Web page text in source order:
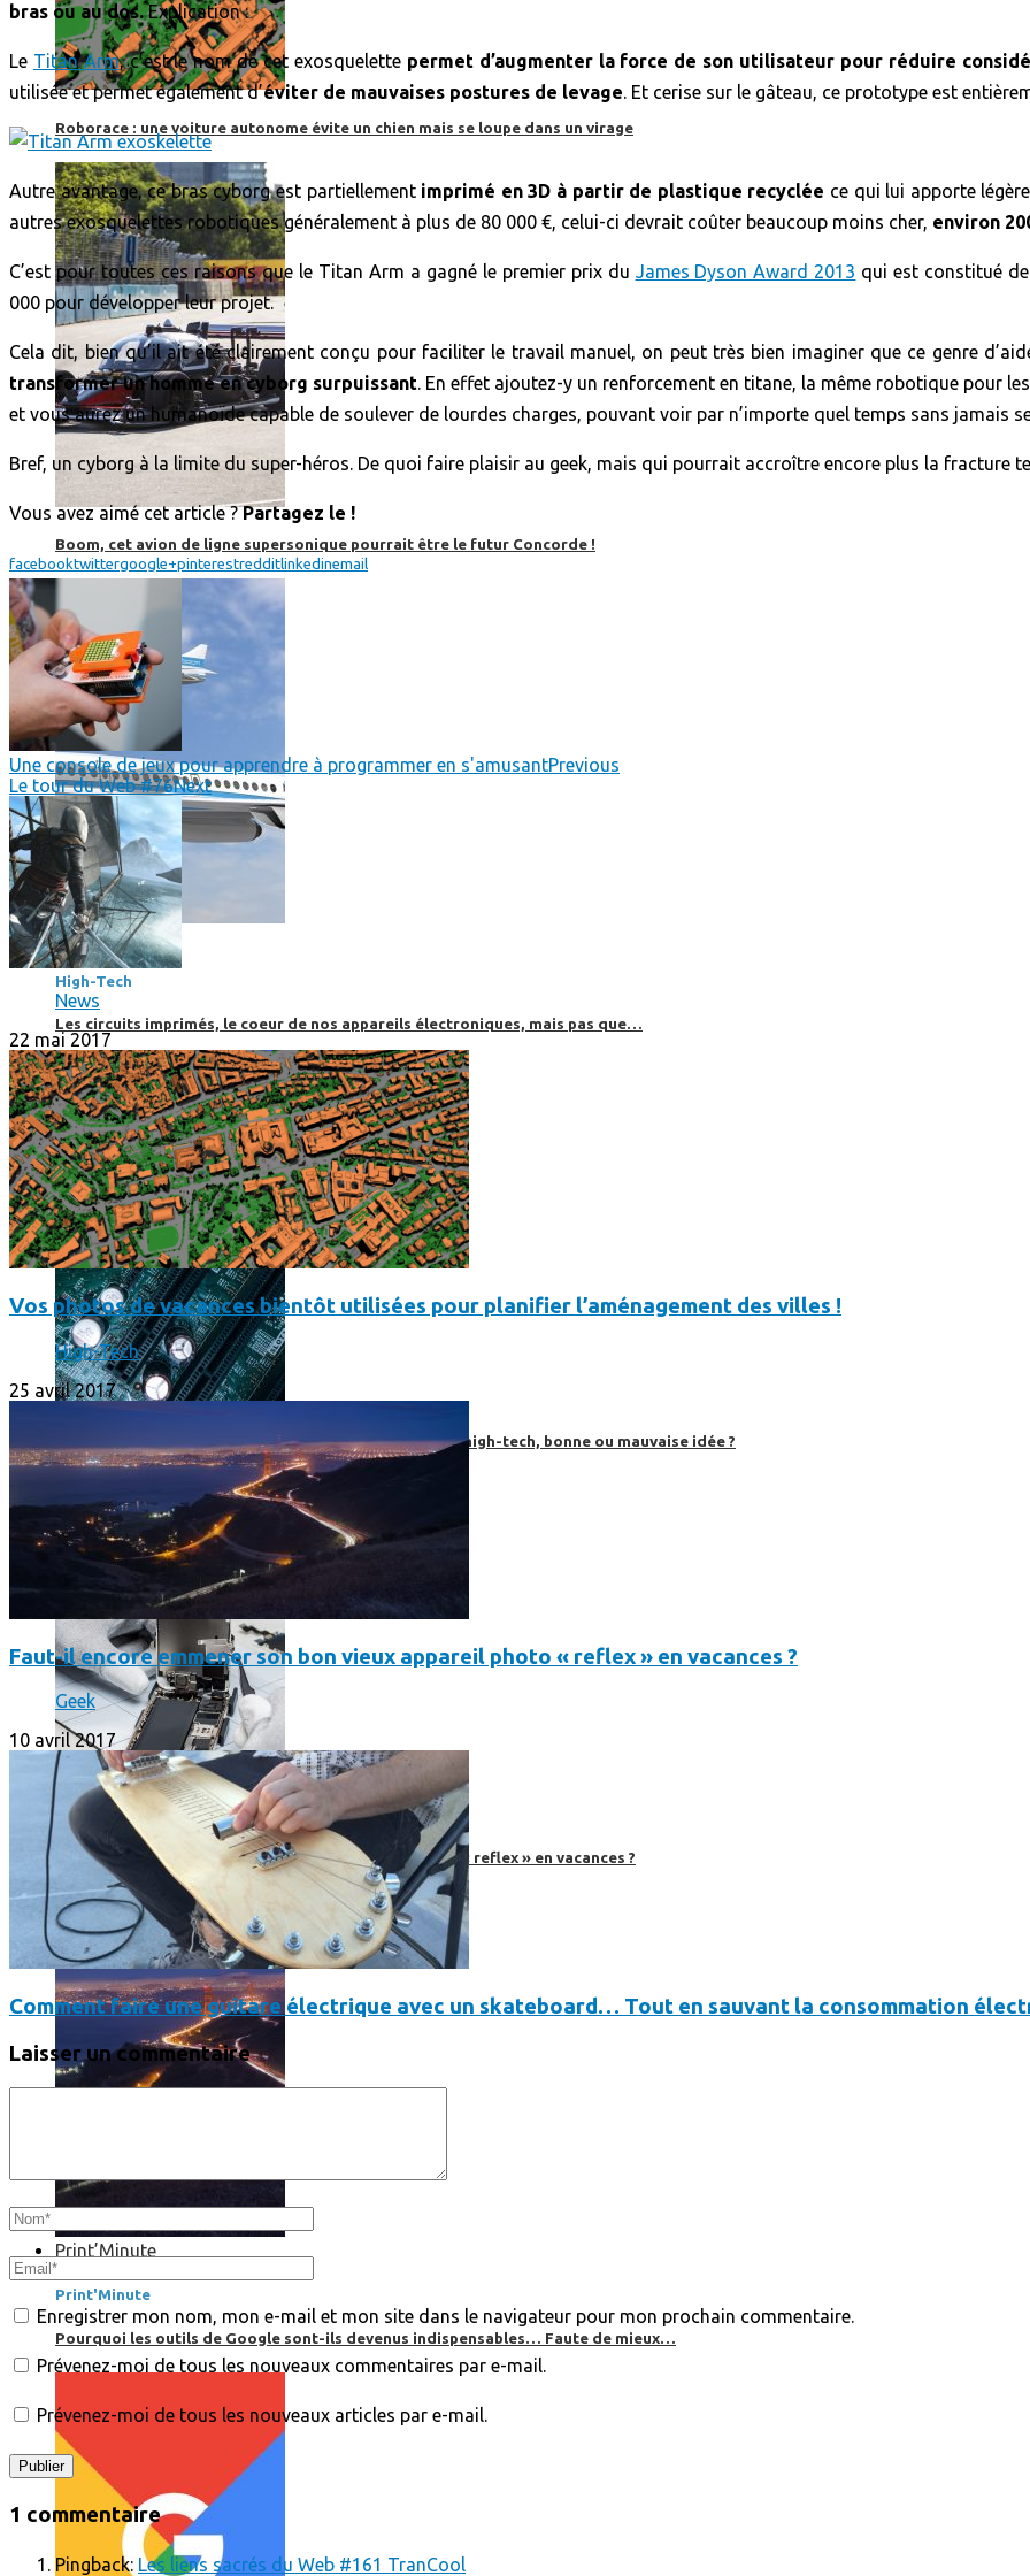
Roborace : une voiture autonome évite un chien mais se loupe dans un virage
Boom, cet avion de ligne supersonique pourrait être le futur Concorde !
High-Tech
High-Tech
Les circuits imprimés, le coeur de nos appareils électroniques, mais pas que…
Prendre une extension de garantie pour vos appareils high-tech, bonne ou mauvaise idée ?
Faut-il encore emmener son bon vieux appareil photo « reflex » en vacances ?
Print’Minute
Print'Minute
Pourquoi les outils de Google sont-ils devenus indispensables… Faute de mieux…
bras ou au dos.Explication :
Le Titan Arm, c’est le nom de cet exosquelette permet d’augmenter la force de son utilisateur pour réduire
utilisée et permet également d’éviter de mauvaises postures de levage. Et cerise sur le gâteau, ce prototype est
Autre avantage, ce bras cyborg est partiellementimprimé en 3D à partir de plastique recyclée ce qui lui apporte
autres exosquelettes robotiques généralement à plus de 80 000 €, celui-ci devrait coûter beaucoup moins cher, environ
C’est pour toutes ces raisons que le Titan Arm a gagné le premier prix du James Dyson Award 2013 qui est constitué
000 pour développer leur projet.
Cela dit, bien qu’il ait été clairement conçu pour faciliter le travail manuel, on peut très bien imaginer que ce genre
transformer un homme en cyborg surpuissant. En effet ajoutez-y un renforcement en titane, la même robotique pour
et vous aurez un humanoïde capable de soulever de lourdes charges, pouvant voir par n’importe quel temps sans jamais
Bref, un cyborg à la limite du super-héros. De quoi faire plaisir au geek, mais qui pourrait accroître encore plus la fracture
Vous avez aimé cet article ?Partagez le !
facebooktwittergoogle+pinterestredditlinkedinemail
Une console de jeux pour apprendre à programmer en s'amusantPrevious
Le tour du Web #76Next
News
22 mai 2017
Vos photos de vacances bientôt utilisées pour planifier l’aménagement des villes !
High-Tech
25 avril 2017
Faut-il encore emmener son bon vieux appareil photo « reflex » en vacances ?
Geek
10 avril 2017
Comment faire une guitare électrique avec un skateboard… Tout en sauvant la consommation
Laisser un commentaire
Enregistrer mon nom, mon e-mail et mon site dans le navigateur pour mon prochain commentaire.
Prévenez-moi de tous les nouveaux commentaires par e-mail.
Prévenez-moi de tous les nouveaux articles par e-mail.
1 commentaire
Pingback: Les liens sacrés du Web #161 TranCool